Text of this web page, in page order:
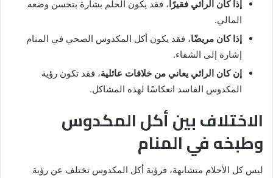
إذا كان الرائي فقيرًا ، فقد يكون الحلم بشارة بتحسن وضعه
المالي.
إذا كان مريضًا، فقد يكون أكل المكدوس الصحي في المنام
إشارة إلى الشفاء.
إن كان الرائي يعاني من خلافات عائلية، فقد تكون رؤية
المكدوس الفاسد انعكاسًا لهذه المشاكل.
الاختلاف بين أكل المكدوس
وطبخه في المنام
ليس كل الأحلام متشابهة، فرؤية أكل المكدوس تختلف عن رؤية